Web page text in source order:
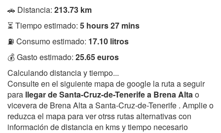
🚗 Distancia: 213.73 km
⏳ Tiempo estimado: 5 hours 27 mins
⛽ Consumo estimado: 17.10 litros
💰 Gasto estimado: 25.65 euros
Calculando distancia y tiempo...
Consulte en el siguiente mapa de google la ruta a seguir
para llegar de Santa-Cruz-de-Tenerife a Brena Altao
vicevera de Brena Alta a Santa-Cruz-de-Tenerife . Amplie o
reduzca el mapa para ver otrss rutas alternativas con
información de distancia en kms y tiempo necesario